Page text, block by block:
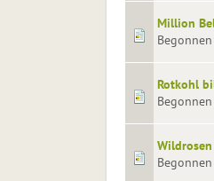
Million
Rotkohl